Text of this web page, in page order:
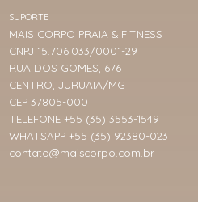
SUPORTE
MAIS CORPO PRAIA & FITNESS
CNPJ 15.706.033/0001-29
RUA DOS GOMES, 676
CENTRO, JURUAIA/MG
CEP 37805-000
TELEFONE +55 (35) 3553-1549
WHATSAPP +55 (35) 92380-023
contato@maiscorpo.com.br